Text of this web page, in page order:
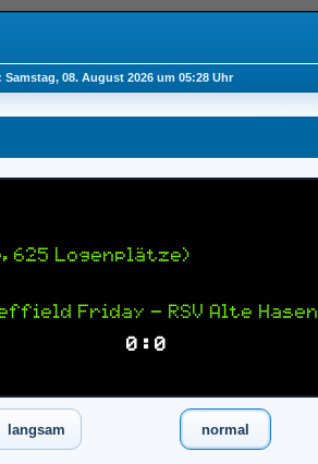
Samstag, 08. August 2026 um 05:28 Uhr
625 Logenplätze)
Friday — RSV Alte Hasen
0 : 0